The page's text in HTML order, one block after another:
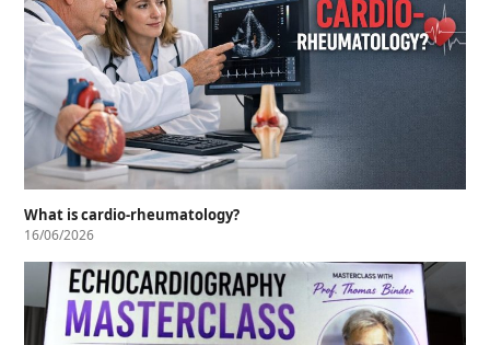
What is cardio-rheumatology?
16/06/2026